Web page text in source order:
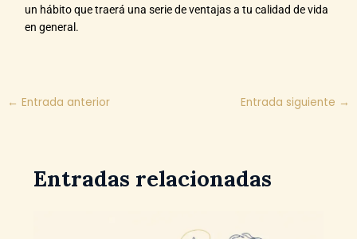
un hábito que traerá una serie de ventajas a tu calidad de vida
en general.
← Entrada anterior Entrada siguiente →
Entradas relacionadas